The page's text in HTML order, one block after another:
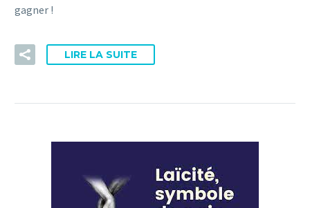
gagner !
LIRE LA SUITE